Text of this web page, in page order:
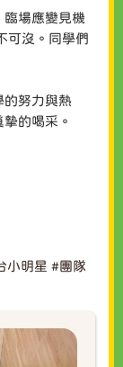
臨場應變見機
可沒。同學們
的努力與熱
的喝采。
小明星 #團隊